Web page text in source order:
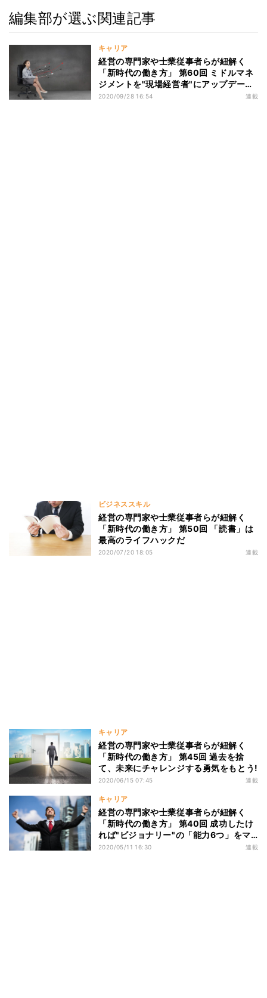
編集部が選ぶ関連記事
キャリア
経営の専門家や士業従事者らが紐解く
「新時代の働き方」 第60回 ミドルマネ
ジメントを"現場経営者"にアップデート
する5つの方法
2020/09/28 16:54 連載
ビジネススキル
経営の専門家や士業従事者らが紐解く
「新時代の働き方」 第50回 「読書」は
最高のライフハックだ
2020/07/20 18:05 連載
キャリア
経営の専門家や士業従事者らが紐解く
「新時代の働き方」 第45回 過去を捨
て、未来にチャレンジする勇気をもとう!
2020/06/15 07:45 連載
キャリア
経営の専門家や士業従事者らが紐解く
「新時代の働き方」 第40回 成功したけ
れば"ビジョナリー"の「能力6つ」をマ
ネするべし!
2020/05/11 16:30 連載